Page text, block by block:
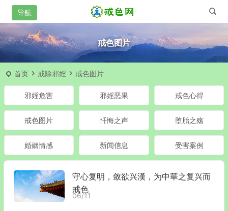
戒色图片
首页 戒除邪婬 戒色图片
邪婬危害 邪婬恶果 戒色心得
戒色图片 忏悔之声 堕胎之殇
婚姻情感 新闻信息 受害案例
守心复明，敛欲兴漢，为中華之复兴而
戒色
06/11